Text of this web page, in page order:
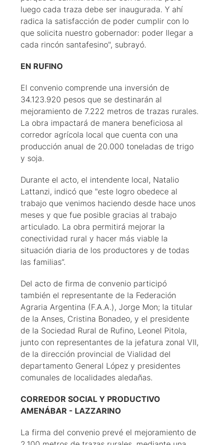
luego cada traza debe ser inaugurada. Y ahí
radica la satisfacción de poder cumplir con lo
que solicita nuestro gobernador: poder llegar a
cada rincón santafesino", subrayó.
EN RUFINO
El convenio comprende una inversión de
34.123.920 pesos que se destinarán al
mejoramiento de 7.222 metros de trazas rurales.
La obra impactará de manera beneficiosa al
corredor agrícola local que cuenta con una
producción anual de 20.000 toneladas de trigo
y soja.
Durante el acto, el intendente local, Natalio
Lattanzi, indicó que "este logro obedece al
trabajo que venimos haciendo desde hace unos
meses y que fue posible gracias al trabajo
articulado. La obra permitirá mejorar la
conectividad rural y hacer más viable la
situación diaria de los productores y de todas
las familias”.
Del acto de firma de convenio participó
también el representante de la Federación
Agraria Argentina (F.A.A.), Jorge Mon; la titular
de la Anses, Cristina Bonadeo, y el presidente
de la Sociedad Rural de Rufino, Leonel Pitola,
junto con representantes de la jefatura zonal VII,
de la dirección provincial de Vialidad del
departamento General López y presidentes
comunales de localidades aledañas.
CORREDOR SOCIAL Y PRODUCTIVO
AMENÁBAR - LAZZARINO
La firma del convenio prevé el mejoramiento de